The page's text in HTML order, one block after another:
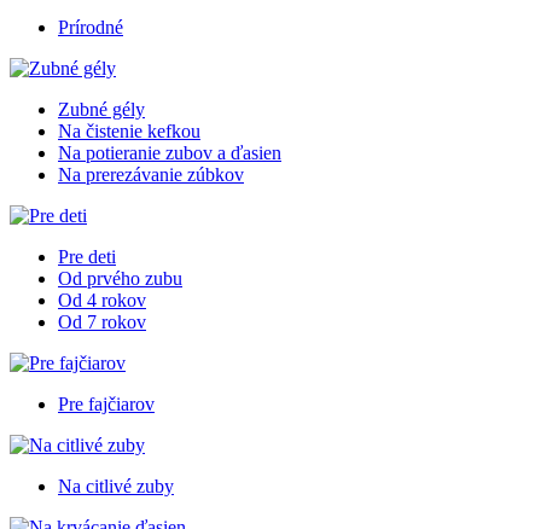
Prírodné
Zubné gély
Na čistenie kefkou
Na potieranie zubov a ďasien
Na prerezávanie zúbkov
Pre deti
Od prvého zubu
Od 4 rokov
Od 7 rokov
Pre fajčiarov
Na citlivé zuby